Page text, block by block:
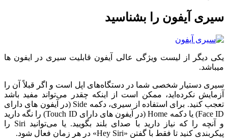
سیری آیفون را بشناسید
یکی دیگر از لیست ویژگی عالی آیفون قابلیت سیری در ایفون ها
میباشد.
سیری دستیار شخصی شما در دستگاه‌های اپل است و اگر قبلاً آن را
آزمایش نکرده‌اید، ممکن است از اینکه چقدر می‌تواند مفید باشد
تعجب کنید. برای استفاده از سیری، دکمه Side (در آیفون های دارای
Face ID) یا دکمه Home (در آیفون های دارای Touch ID) را نگه دارید
و آنچه را که نیاز دارید با صدای بلند بگویید. یا می‌توانید Siri را
پیکربندی کنید تا فقط با گفتن «Hey Siri» در هر زمان فعال شود.